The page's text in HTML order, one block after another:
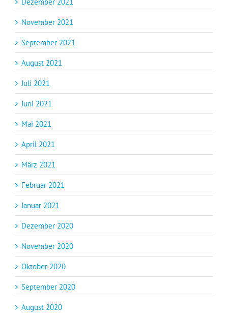
November 2021
September 2021
August 2021
Juli 2021
Juni 2021
Mai 2021
April 2021
März 2021
Februar 2021
Januar 2021
Dezember 2020
November 2020
Oktober 2020
September 2020
August 2020